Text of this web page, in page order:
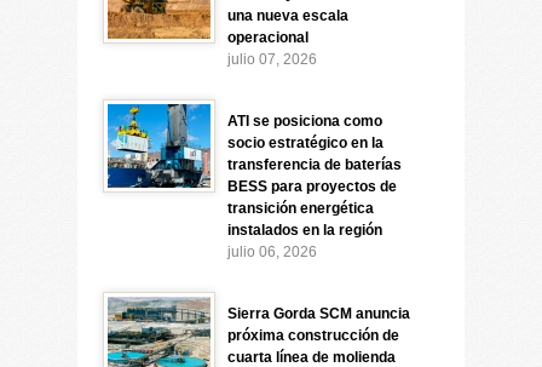
una nueva escala
operacional
julio 07, 2026
ATI se posiciona como
socio estratégico en la
transferencia de baterías
BESS para proyectos de
transición energética
instalados en la región
julio 06, 2026
Sierra Gorda SCM anuncia
próxima construcción de
cuarta línea de molienda